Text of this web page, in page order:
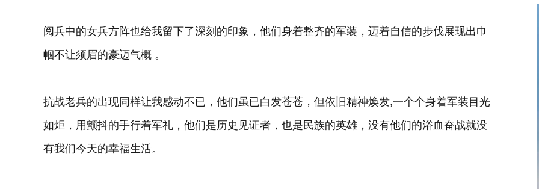
阅兵中的女兵方阵也给我留下了深刻的印象，他们身着整齐的军装，迈着自信的步伐展现出巾
帼不让须眉的豪迈气概 。
抗战老兵的出现同样让我感动不已，他们虽已白发苍苍，但依旧精神焕发,一个个身着军装目光
如炬，用颤抖的手行着军礼，他们是历史见证者，也是民族的英雄，没有他们的浴血奋战就没
有我们今天的幸福生活。